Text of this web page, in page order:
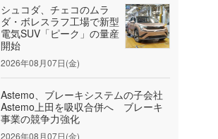
シュコダ、チェコのムラ
ダ・ボレスラフ工場で新型
電気SUV「ピーク」の量産
開始
2026年08月07日(金)
Astemo、ブレーキシステムの子会社
Astemo上田を吸収合併へ ブレーキ
事業の競争力強化
2026年08月07日(金)